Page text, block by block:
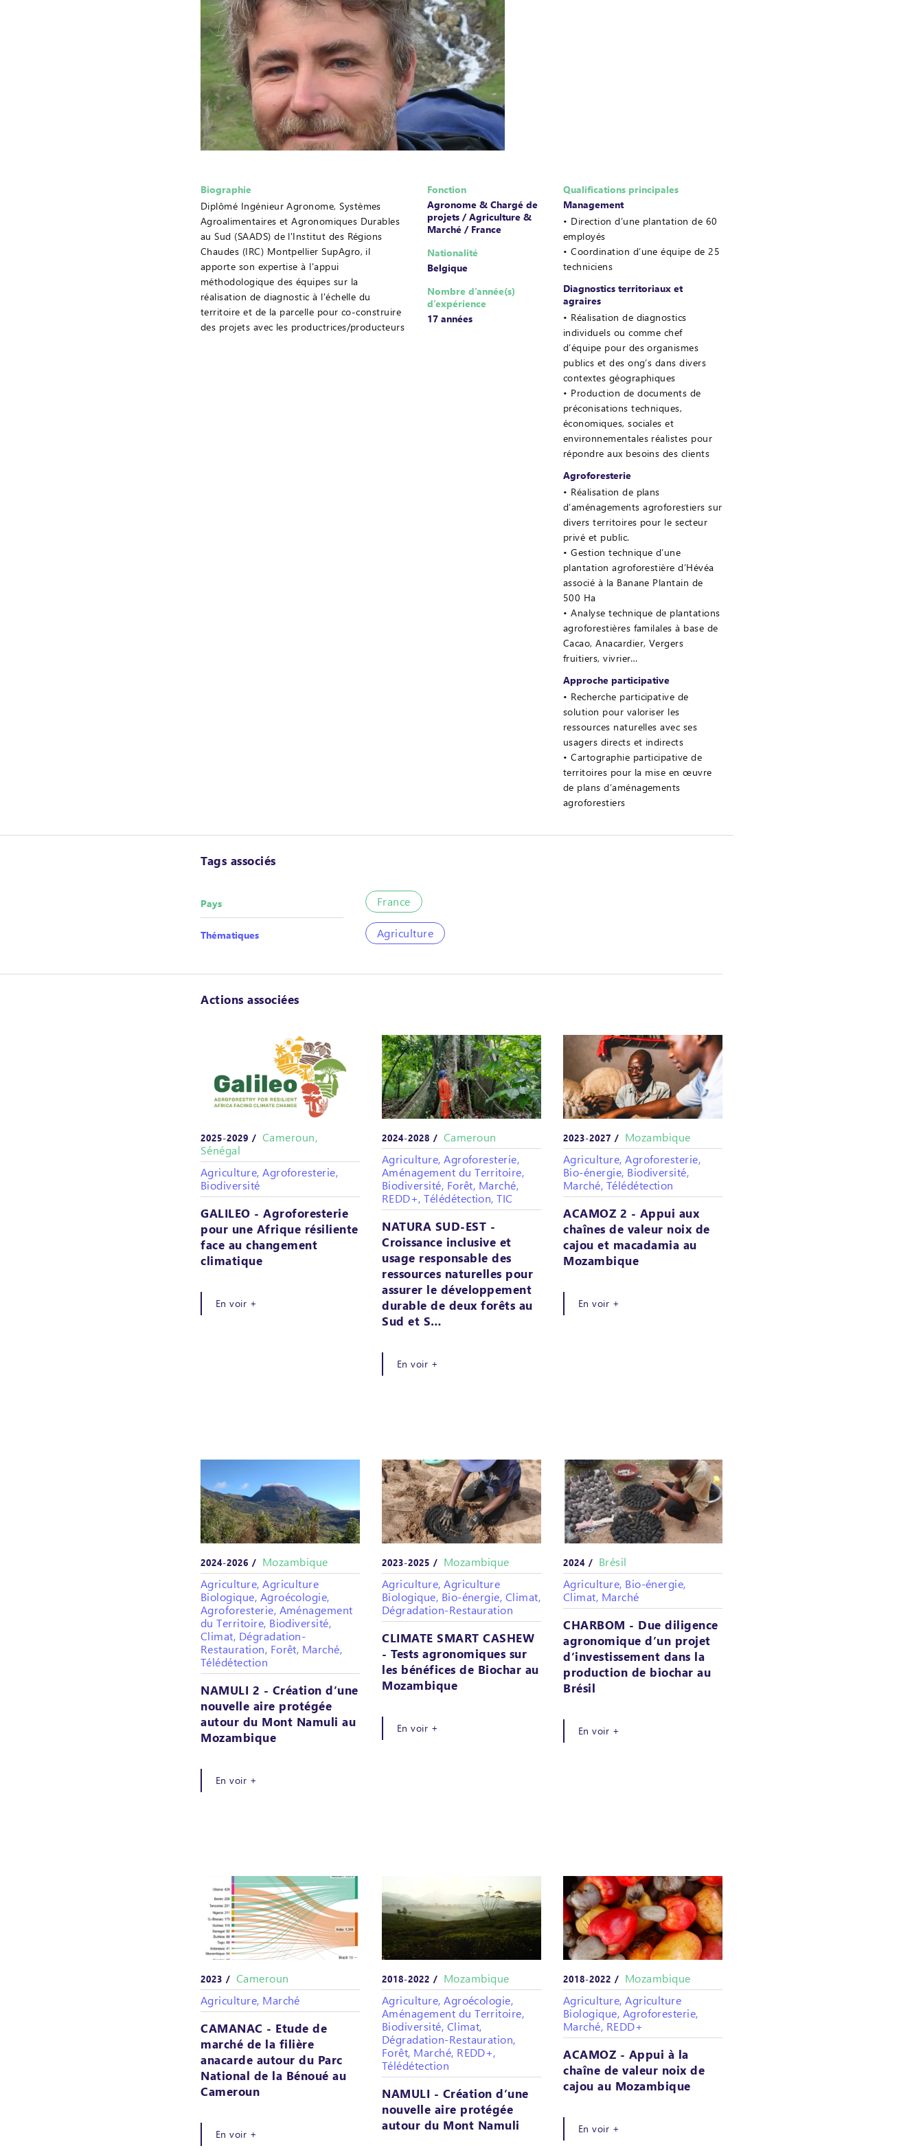
Biographie
Diplômé Ingénieur Agronome, Systèmes
Agroalimentaires et Agronomiques Durables
au Sud (SAADS) de l'Institut des Régions
Chaudes (IRC) Montpellier SupAgro, il
apporte son expertise à l'appui
méthodologique des équipes sur la
réalisation de diagnostic à l'échelle du
territoire et de la parcelle pour co-construire
des projets avec les productrices/producteurs
Fonction
Agronome & Chargé de
projets / Agriculture &
Marché / France
Nationalité
Belgique
Nombre d’année(s)
d’expérience
17 années
Qualifications principales
Management
Direction d’une plantation de 60
employés
Coordination d’une équipe de 25
techniciens
Diagnostics territoriaux et
agraires
Réalisation de diagnostics
individuels ou comme chef
d’équipe pour des organismes
publics et des ong’s dans divers
contextes géographiques
Production de documents de
préconisations techniques,
économiques, sociales et
environnementales réalistes pour
répondre aux besoins des clients
Agroforesterie
Réalisation de plans
d’aménagements agroforestiers sur
divers territoires pour le secteur
privé et public.
Gestion technique d’une
plantation agroforestière d’Hévéa
associé à la Banane Plantain de
500 Ha
Analyse technique de plantations
agroforestières familales à base de
Cacao, Anacardier, Vergers
fruitiers, vivrier…
Approche participative
Recherche participative de
solution pour valoriser les
ressources naturelles avec ses
usagers directs et indirects
Cartographie participative de
territoires pour la mise en œuvre
de plans d’aménagements
agroforestiers
Tags associés
Pays France
Thématiques Agriculture
Actions associées
2025-2029 / Cameroun,
Sénégal
Agriculture, Agroforesterie,
Biodiversité
GALILEO - Agroforesterie
pour une Afrique résiliente
face au changement
climatique
En voir +
2024-2028 / Cameroun
Agriculture, Agroforesterie,
Aménagement du Territoire,
Biodiversité, Forêt, Marché,
REDD+, Télédétection, TIC
NATURA SUD-EST -
Croissance inclusive et
usage responsable des
ressources naturelles pour
assurer le développement
durable de deux forêts au
Sud et S…
En voir +
2023-2027 / Mozambique
Agriculture, Agroforesterie,
Bio-énergie, Biodiversité,
Marché, Télédétection
ACAMOZ 2 - Appui aux
chaînes de valeur noix de
cajou et macadamia au
Mozambique
En voir +
2024-2026 / Mozambique
Agriculture, Agriculture
Biologique, Agroécologie,
Agroforesterie, Aménagement
du Territoire, Biodiversité,
Climat, Dégradation-
Restauration, Forêt, Marché,
Télédétection
NAMULI 2 - Création d’une
nouvelle aire protégée
autour du Mont Namuli au
Mozambique
En voir +
2023-2025 / Mozambique
Agriculture, Agriculture
Biologique, Bio-énergie, Climat,
Dégradation-Restauration
CLIMATE SMART CASHEW
- Tests agronomiques sur
les bénéfices de Biochar au
Mozambique
En voir +
2024 / Brésil
Agriculture, Bio-énergie,
Climat, Marché
CHARBOM - Due diligence
agronomique d’un projet
d’investissement dans la
production de biochar au
Brésil
En voir +
2023 / Cameroun
Agriculture, Marché
CAMANAC - Etude de
marché de la filière
anacarde autour du Parc
National de la Bénoué au
Cameroun
En voir +
2018-2022 / Mozambique
Agriculture, Agroécologie,
Aménagement du Territoire,
Biodiversité, Climat,
Dégradation-Restauration,
Forêt, Marché, REDD+,
Télédétection
NAMULI - Création d’une
nouvelle aire protégée
autour du Mont Namuli
2018-2022 / Mozambique
Agriculture, Agriculture
Biologique, Agroforesterie,
Marché, REDD+
ACAMOZ - Appui à la
chaîne de valeur noix de
cajou au Mozambique
En voir +